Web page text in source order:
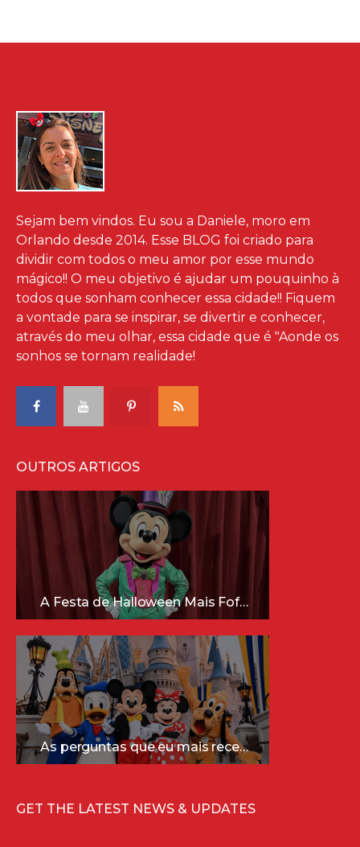
Sejam bem vindos. Eu sou a Daniele, moro em
Orlando desde 2014. Esse BLOG foi criado para
dividir com todos o meu amor por esse mundo
mágico!! O meu objetivo é ajudar um pouquinho à
todos que sonham conhecer essa cidade!! Fiquem
a vontade para se inspirar, se divertir e conhecer,
através do meu olhar, essa cidade que é "Aonde os
sonhos se tornam realidade!
OUTROS ARTIGOS
A Festa de Halloween Mais Fofa da Disney Está Chegando!
As perguntas que eu mais recebo sobre a Disney (e as respostas mais sinceras!)
GET THE LATEST NEWS & UPDATES